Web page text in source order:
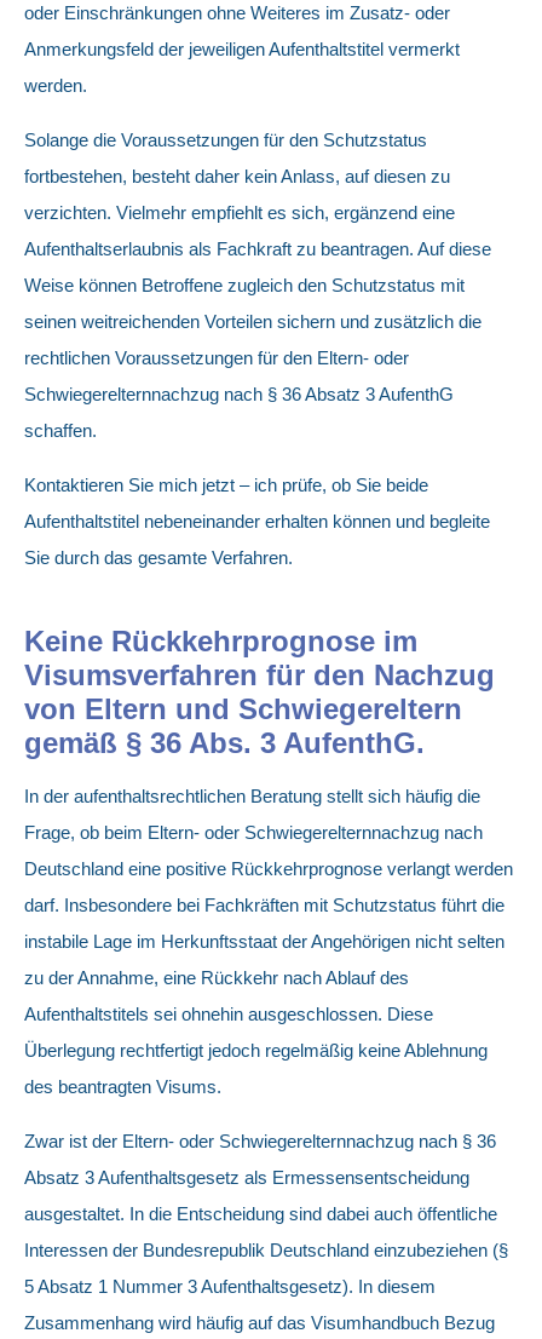
oder Einschränkungen ohne Weiteres im Zusatz- oder
Anmerkungsfeld der jeweiligen Aufenthaltstitel vermerkt
werden.
Solange die Voraussetzungen für den Schutzstatus
fortbestehen, besteht daher kein Anlass, auf diesen zu
verzichten. Vielmehr empfiehlt es sich, ergänzend eine
Aufenthaltserlaubnis als Fachkraft zu beantragen. Auf diese
Weise können Betroffene zugleich den Schutzstatus mit
seinen weitreichenden Vorteilen sichern und zusätzlich die
rechtlichen Voraussetzungen für den Eltern- oder
Schwiegerelternnachzug nach § 36 Absatz 3 AufenthG
schaffen.
Kontaktieren Sie mich jetzt – ich prüfe, ob Sie beide
Aufenthaltstitel nebeneinander erhalten können und begleite
Sie durch das gesamte Verfahren.
Keine Rückkehrprognose im
Visumsverfahren für den Nachzug
von Eltern und Schwiegereltern
gemäß § 36 Abs. 3 AufenthG.
In der aufenthaltsrechtlichen Beratung stellt sich häufig die
Frage, ob beim Eltern- oder Schwiegerelternnachzug nach
Deutschland eine positive Rückkehrprognose verlangt werden
darf. Insbesondere bei Fachkräften mit Schutzstatus führt die
instabile Lage im Herkunftsstaat der Angehörigen nicht selten
zu der Annahme, eine Rückkehr nach Ablauf des
Aufenthaltstitels sei ohnehin ausgeschlossen. Diese
Überlegung rechtfertigt jedoch regelmäßig keine Ablehnung
des beantragten Visums.
Zwar ist der Eltern- oder Schwiegerelternnachzug nach § 36
Absatz 3 Aufenthaltsgesetz als Ermessensentscheidung
ausgestaltet. In die Entscheidung sind dabei auch öffentliche
Interessen der Bundesrepublik Deutschland einzubeziehen (§
5 Absatz 1 Nummer 3 Aufenthaltsgesetz). In diesem
Zusammenhang wird häufig auf das Visumhandbuch Bezug